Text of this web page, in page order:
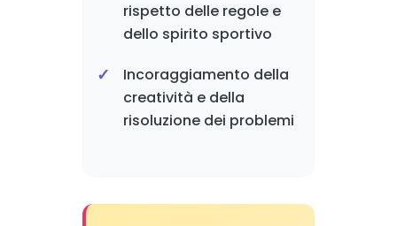
rispetto delle regole e
dello spirito sportivo
Incoraggiamento della
creatività e della
risoluzione dei problemi